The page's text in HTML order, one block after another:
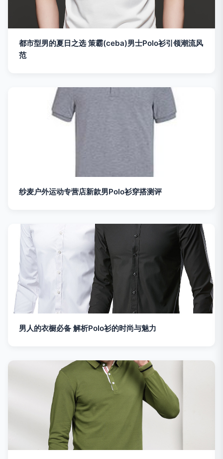
都市型男的夏日之选 策霸(ceba)男士Polo衫引领潮流风
范
纱麦户外运动专营店新款男Polo衫穿搭测评
男人的衣橱必备 解析Polo衫的时尚与魅力